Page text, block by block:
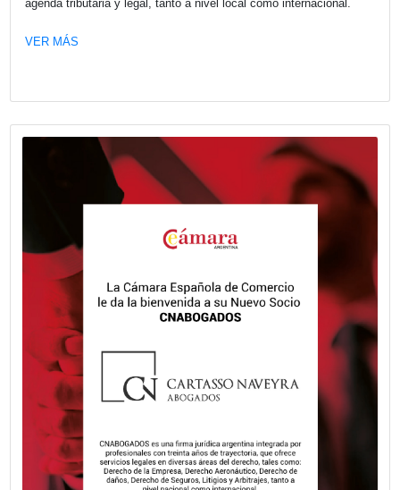
Mapfre auspició la 19ª edición de los
La compañía volvió a apoyar esta iniciativa de CESVI
lanzados en 2025. La edición 2026 tiene un significado
CESVI cumple 30 años.